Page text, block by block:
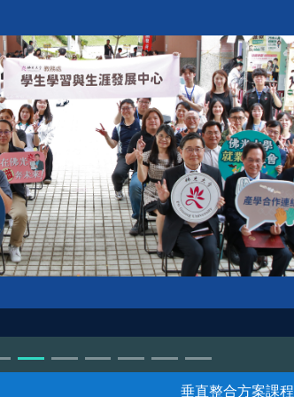
垂直整合方案課程